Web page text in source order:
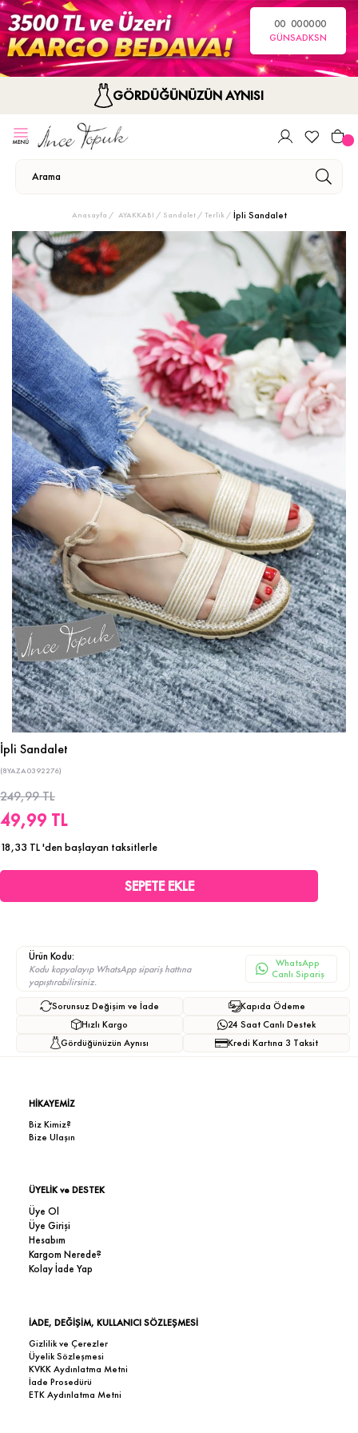
00
GÜN
00
SA
00
DK
00
SN
GÖRDÜĞÜNÜZÜN AYNISI
Anasayfa AYAKKABI Sandalet / Terlik İpli Sandalet
İpli Sandalet
(8YAZA0392276)
249,99 TL
49,99 TL
18,33 TL'den başlayan taksitlerle
Ürün Kodu:
Kodu kopyalayıp WhatsApp sipariş hattına
yapıştırabilirsiniz.
WhatsApp
Canlı Sipariş
Sorunsuz Değişim ve İade
Hızlı Kargo
Gördüğünüzün Aynısı
Kapıda Ödeme
24 Saat Canlı Destek
Kredi Kartına 3 Taksit
HİKAYEMİZ
Biz Kimiz?
Bize Ulaşın
ÜYELİK ve DESTEK
Üye Ol
Üye Girişi
Hesabım
Kargom Nerede?
Kolay İade Yap
İADE, DEĞİŞİM, KULLANICI SÖZLEŞMESİ
Gizlilik ve Çerezler
Üyelik Sözleşmesi
KVKK Aydınlatma Metni
İade Prosedürü
ETK Aydınlatma Metni